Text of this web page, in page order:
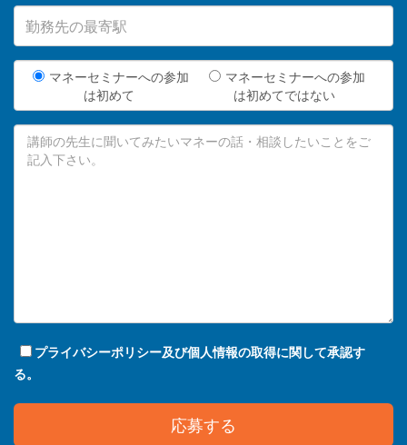
マネーセミナーへの参加
は初めて
マネーセミナーへの参加
は初めてではない
プライバシーポリシー及び個人情報の取得に関して承認す
る。